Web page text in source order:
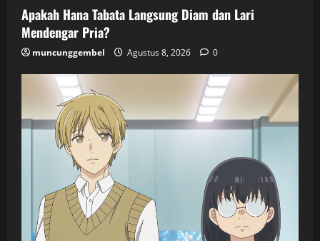
Apakah Hana Tabata Langsung Diam dan Lari
Mendengar Pria?
muncunggembel Agustus 8, 2026 0